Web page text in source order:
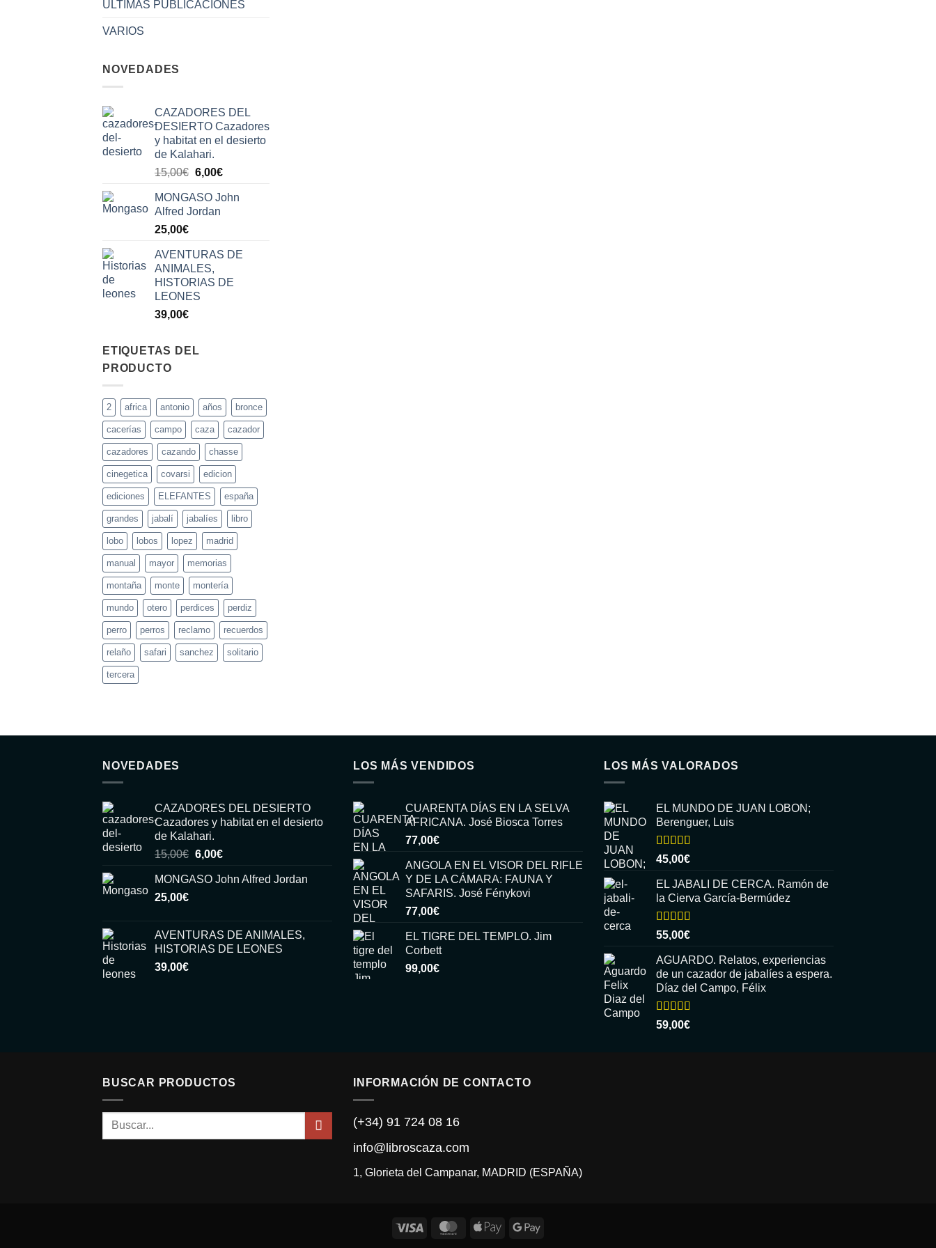
ÚLTIMAS PUBLICACIONES
VARIOS
NOVEDADES
CAZADORES DEL
DESIERTO Cazadores
y habitat en el desierto
de Kalahari.
15,00€ El
original
era:
6,00€El
actual
MONGASO John
Alfred Jordan
25,00€
AVENTURAS DE
ANIMALES,
HISTORIAS DE
LEONES
39,00€
ETIQUETAS DEL
PRODUCTO
2 africa antonio años bronce
cacerías campo caza cazador
cazadores cazando chasse
cinegetica covarsi edicion
ediciones ELEFANTES españa
grandes jabalí jabalíes libro
lobo lobos lopez madrid
manual mayor memorias
montaña monte montería
mundo otero perdices perdiz
perro perros reclamo recuerdos
relaño safari sanchez solitario
tercera
NOVEDADES
CAZADORES DEL DESIERTO
Cazadores y habitat en el desierto
de Kalahari.
15,00€ El
original
6,00€El
actual
MONGASO John Alfred Jordan
25,00€
AVENTURAS DE ANIMALES,
HISTORIAS DE LEONES
39,00€
LOS MÁS VENDIDOS
CUARENTA DÍAS EN LA SELVA
AFRICANA. José Biosca Torres
77,00€
ANGOLA EN EL VISOR DEL RIFLE
Y DE LA CÁMARA: FAUNA Y
SAFARIS. José Fénykovi
77,00€
EL TIGRE DEL TEMPLO. Jim
Corbett
99,00€
LOS MÁS VALORADOS
EL MUNDO DE JUAN LOBON;
Berenguer, Luis
Valorado
con
5
45,00€
EL JABALI DE CERCA. Ramón de
la Cierva García-Bermúdez
Valorado
con
5
55,00€
AGUARDO. Relatos, experiencias
de un cazador de jabalíes a espera.
Díaz del Campo, Félix
Valorado
con
59,00€
BUSCAR PRODUCTOS
Buscar
INFORMACIÓN DE CONTACTO
(+34) 91 724 08 16
info@libroscaza.com
1, Glorieta del Campanar, MADRID (ESPAÑA)
Visa MasterCardApple
Google